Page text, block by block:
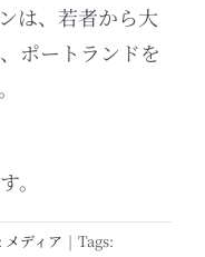
は、若者から大
ポートランドを
。
メディア | Tags: